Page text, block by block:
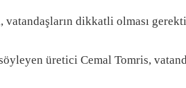
vatandaşların dikkatli olması
üretici Cemal Tomris,